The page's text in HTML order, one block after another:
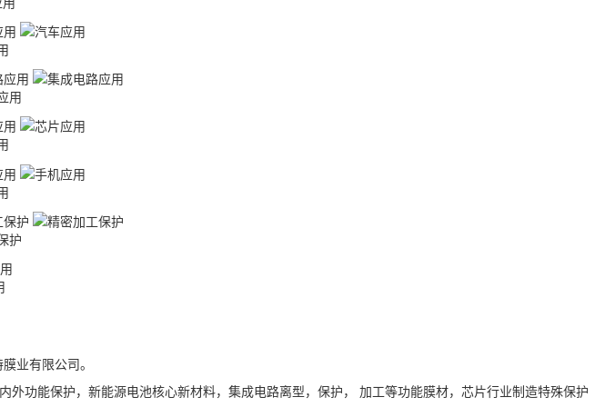
用
护
业有限公司。
功能保护，新能源电池核心新材料，集成电路离型，保护， 加工等功能膜材，芯片行业制造特殊保护